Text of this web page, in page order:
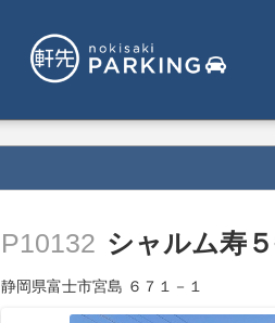
P10132 シャルム寿
静岡県富士市宮島 ６７１－１